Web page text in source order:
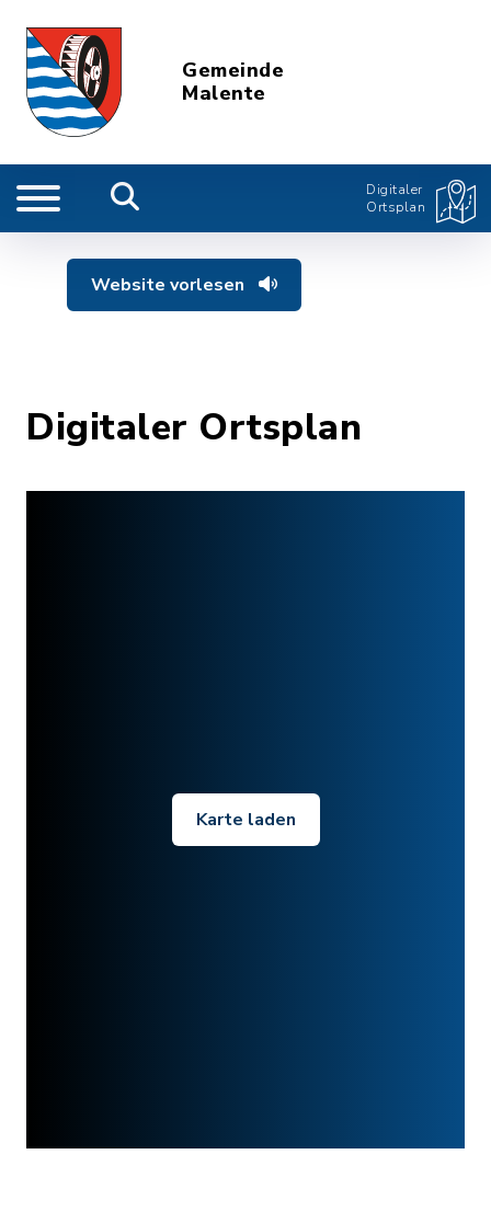
Gemeinde
Malente
Digitaler
Ortsplan
Website vorlesen
Digitaler Ortsplan
Karte laden